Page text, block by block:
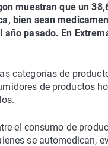
muestran que un
bien sean
pasado. En
categorías de
de productos
el consumo de
se automedican,